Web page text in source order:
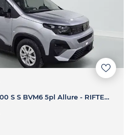
Rifter M BlueHDi 100 S S BVM6 5pl Allure - RIFTER Rifter M BlueHDi 100 S S BVM6 5pl Allure